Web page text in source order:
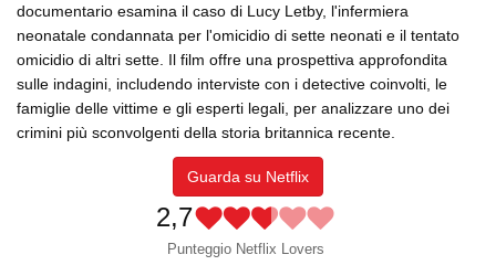
documentario esamina il caso di Lucy Letby, l'infermiera
neonatale condannata per l'omicidio di sette neonati e il tentato
omicidio di altri sette. Il film offre una prospettiva approfondita
sulle indagini, includendo interviste con i detective coinvolti, le
famiglie delle vittime e gli esperti legali, per analizzare uno dei
crimini più sconvolgenti della storia britannica recente.
Guarda su Netflix
2,7
Punteggio Netflix Lovers